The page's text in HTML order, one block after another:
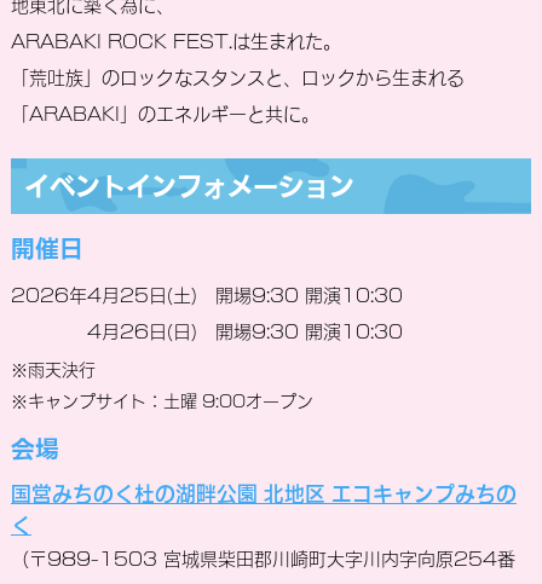
地東北に築く為に、
ARABAKI ROCK FEST.は生まれた。
「荒吐族」のロックなスタンスと、ロックから生まれる
「ARABAKI」のエネルギーと共に。
イベントインフォメーション
開催日
2026年4月25日(土) 開場9:30 開演10:30
4月26日(日) 開場9:30 開演10:30
※雨天決行
※キャンプサイト：土曜 9:00オープン
会場
国営みちのく杜の湖畔公園 北地区 エコキャンプみちの
く
（〒989-1503 宮城県柴田郡川崎町大字川内字向原254番